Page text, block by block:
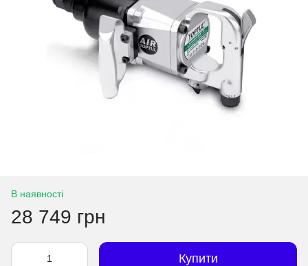
В наявності
28 749 грн
Купити